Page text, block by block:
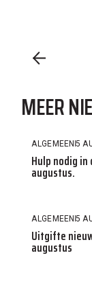
MEER
ALGEMEEN 5
Hulp nodig
augustus.
ALGEMEEN 5
Uitgifte
augustus